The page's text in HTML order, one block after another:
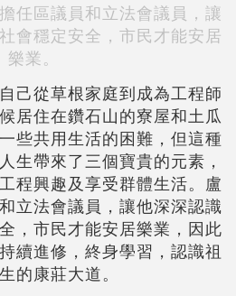
任區議員和立法會議員，讓
會穩定安全，市民才能安居
樂業。
己從草根家庭到成為工程師
居住在鑽石山的寮屋和土瓜
些共用生活的困難，但這種
生帶來了三個寶貴的元素，
程興趣及享受群體生活。盧
立法會議員，讓他深深認識
，市民才能安居樂業，因此
續進修，終身學習，認識祖
的康莊大道。